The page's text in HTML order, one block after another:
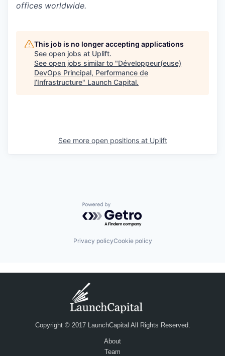
offices worldwide.
This job is no longer accepting applications
See open jobs at Uplift.
See open jobs similar to "Développeur(euse)
DevOps Principal, Performance de
l’Infrastructure" Launch Capital.
See more open positions at Uplift
Powered by Getro.com
Privacy policyCookie policy
Copyright © 2017 LaunchCapital All Rights Reserved.
About
Team